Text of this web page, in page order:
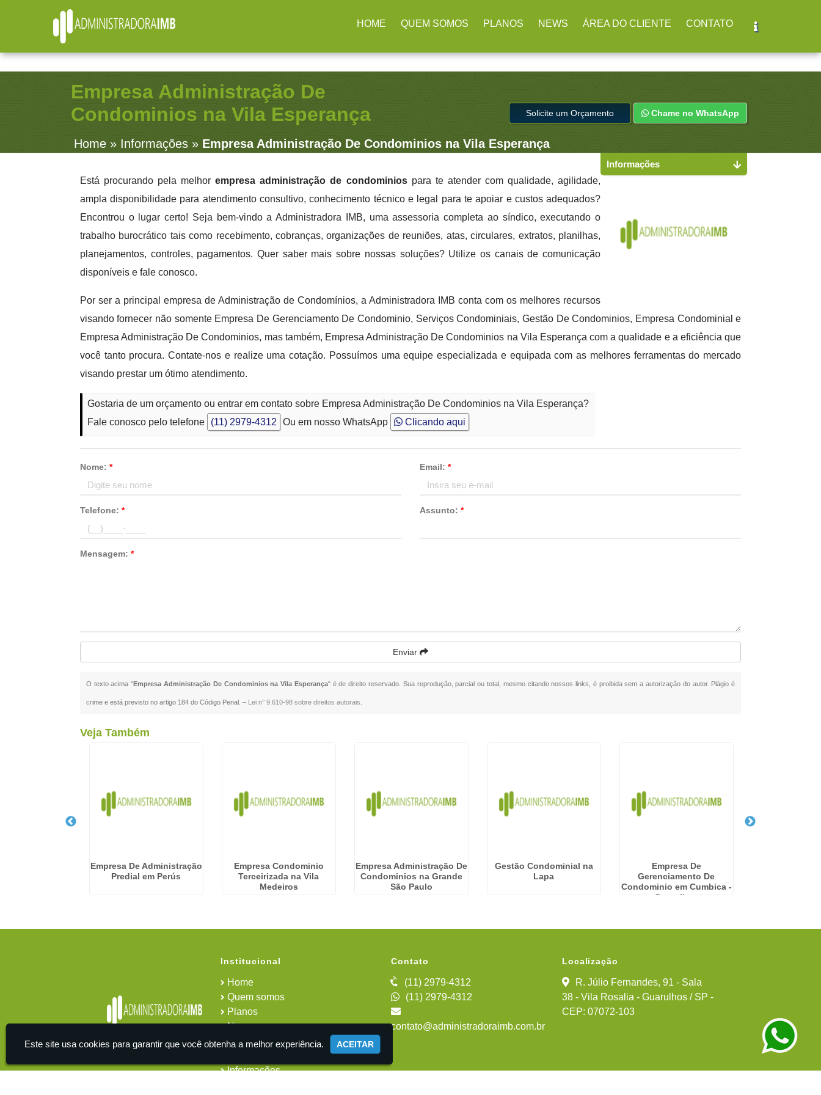
R. Júlio Fernandes, 91 - Sala 38 - Vila Rosalia - Guarulhos / SP
Empresa Administração De
Condominios na Vila Esperança
Home» Informações » Empresa Administração De Condominios na Vila Esperança
Solicite um Orçamento Chame no WhatsApp
Está procurando pela melhorempresa administração de condominiospara te atender com qualidade, agilidade,
ampla disponibilidade para atendimento consultivo, conhecimento técnico e legal para te apoiar e custos adequados?
Encontrou o lugar certo! Seja bem-vindo a Administradora IMB, uma assessoria completa ao síndico, executando o
trabalho burocrático tais como recebimento, cobranças, organizações de reuniões, atas, circulares, extratos, planilhas,
planejamentos, controles, pagamentos. Quer saber mais sobre nossas soluções? Utilize os canais de comunicação
disponíveis e fale conosco.
Por ser a principal empresa de Administração de Condomínios, a Administradora IMB conta com os melhores recursos
visando fornecer não somente Empresa De Gerenciamento De Condominio, Serviços Condominiais, Gestão De Condominios, Empresa Condominial e
Empresa Administração De Condominios, mas também, Empresa Administração De Condominios na Vila Esperança com a qualidade e a eficiência que
você tanto procura. Contate-nos e realize uma cotação. Possuímos uma equipe especializada e equipada com as melhores ferramentas do mercado
visando prestar um ótimo atendimento.
Gostaria de um orçamento ou entrar em contato sobre Empresa Administração De Condominios na Vila Esperança?
Fale conosco pelo telefone
(11) 2979-4312 Ou em nosso WhatsApp Clicando aqui
Nome: * Email: *
Telefone: * Assunto: *
Mensagem: *
Enviar
O texto acima "Empresa Administração De Condominios na Vila Esperança" é de direito reservado. Sua reprodução, parcial ou total, mesmo citando nossos links, é proibida sem a autorização do autor. Plágio é
crime e está previsto no artigo 184 do Código Penal. – Lei n° 9.610-98 sobre direitos autorais
Informações
Veja Também
Empresa De Administração
Predial em Perús
Empresa Condominio
Terceirizada na Vila
Medeiros
Empresa Administração De
Condominios na Grande
São Paulo
Gestão Condominial na
Lapa
Empresa De
Gerenciamento De
Condominio em Cumbica -
Guarulhos
Institucional
Home
Quem somos
Planos
News
Área do cliente
Informações
Contato
(11) 2979-4312
(11) 2979-4312
contato@administradoraimb.com.br
Localização
R. Júlio Fernandes, 91 - Sala
38 - Vila Rosalia - Guarulhos / SP -
CEP: 07072-103
Este site usa cookies para garantir que você obtenha a melhor experiência. ACEITAR